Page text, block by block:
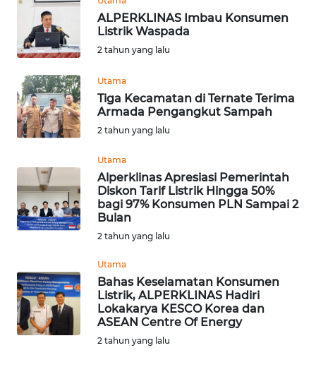
ALPERKLINAS Imbau Konsumen
Listrik Waspada
2 tahun yang lalu
Utama
Tiga Kecamatan di Ternate Terima
Armada Pengangkut Sampah
2 tahun yang lalu
Utama
Alperklinas Apresiasi Pemerintah
Diskon Tarif Listrik Hingga 50%
bagi 97% Konsumen PLN Sampai 2
Bulan
2 tahun yang lalu
Utama
Bahas Keselamatan Konsumen
Listrik, ALPERKLINAS Hadiri
Lokakarya KESCO Korea dan
ASEAN Centre Of Energy
2 tahun yang lalu
WN
KALTARA
WN
KALSEL
WN
WN
SULSEL
WN
SULUT